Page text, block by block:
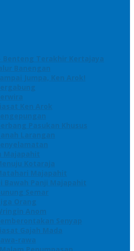
Benteng Terakhir Kertajaya
Banengan
Jumpa, Ken Arok!
Ken Arok
Pasukan Khusus
Larangan
Majapahit
Kotaraja
Majapahit
Bawah Panji Majapahit
Semar
Orang
Anom
Senyap
Gajah Mada
rawa